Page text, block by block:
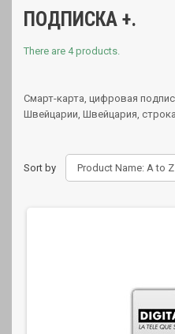
ПОДПИСКА +.
There are 4 products.
Смарт-карта, цифровая
Швейцарии, Швейцария,
Sort by